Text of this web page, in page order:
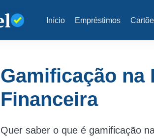
Início Empréstimos
Gamificação na
Financeira
Quer saber o que é gamificação